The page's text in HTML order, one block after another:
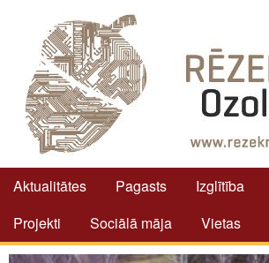
Aktualitātes Pagasts Izglītība
Projekti
Sociālā māja Vietas